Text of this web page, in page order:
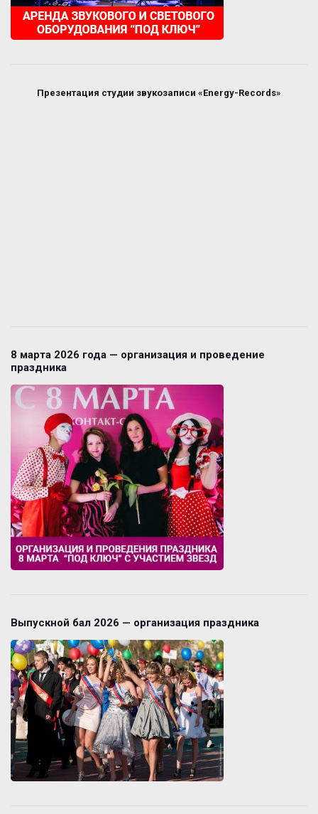
Презентация студии звукозаписи «Energy-Records»
8 марта 2026 года — организация и проведение
праздника
Выпускной бал 2026 — организация праздника